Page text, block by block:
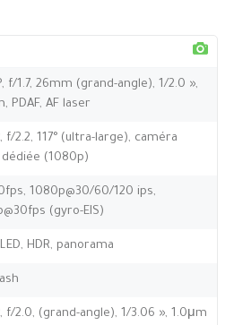
f/1.7, 26mm (grand-angle), 1/2.0 »,
PDAF, AF laser
f/2.2, 117° (ultra-large), caméra
(1080p)
1080p@30/60/120 ips,
(gyro-EIS)
HDR, panorama
f/2.0, (grand-angle), 1/3.06 », 1.0μm